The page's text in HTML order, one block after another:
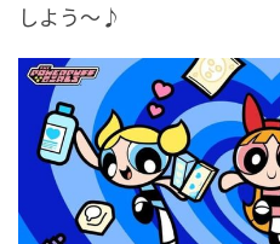
しよう～♪